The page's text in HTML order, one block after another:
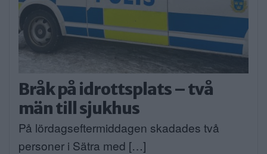
Bråk på idrottsplats – två
män till sjukhus
På lördagseftermiddagen skadades två
personer i Sätra med […]